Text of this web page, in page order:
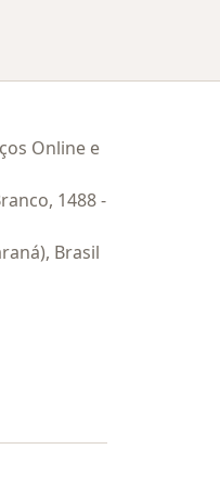
Online e
1488 -
Brasil
separador
novo separador
novo separador